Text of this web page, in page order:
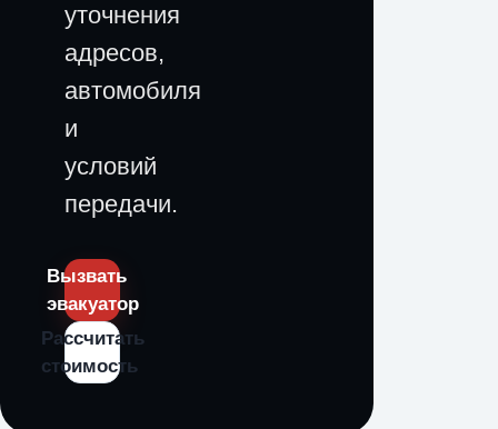
уточнения
адресов,
автомобиля
и
условий
передачи.
Вызвать
эвакуатор
Рассчитать
стоимость